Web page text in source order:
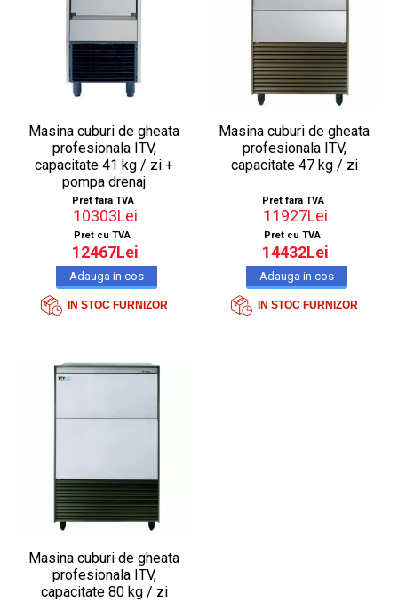
Masina cuburi de gheata
profesionala ITV,
capacitate 41 kg / zi +
pompa drenaj
Pret fara TVA
10303Lei
Pret cu TVA
12467Lei
IN STOC FURNIZOR
Masina cuburi de gheata
profesionala ITV,
capacitate 47 kg / zi
Pret fara TVA
11927Lei
Pret cu TVA
14432Lei
IN STOC FURNIZOR
Masina cuburi de gheata
profesionala ITV,
capacitate 80 kg / zi